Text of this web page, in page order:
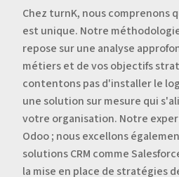
Chez turnK, nous comprenons
est unique. Notre
repose sur une analyse
métiers et de vos objectifs
contentons pas d'installer le
une solution sur mesure qui
votre organisation. Notre
Odoo ; nous excellons
solutions CRM comme
la mise en place de stratégies